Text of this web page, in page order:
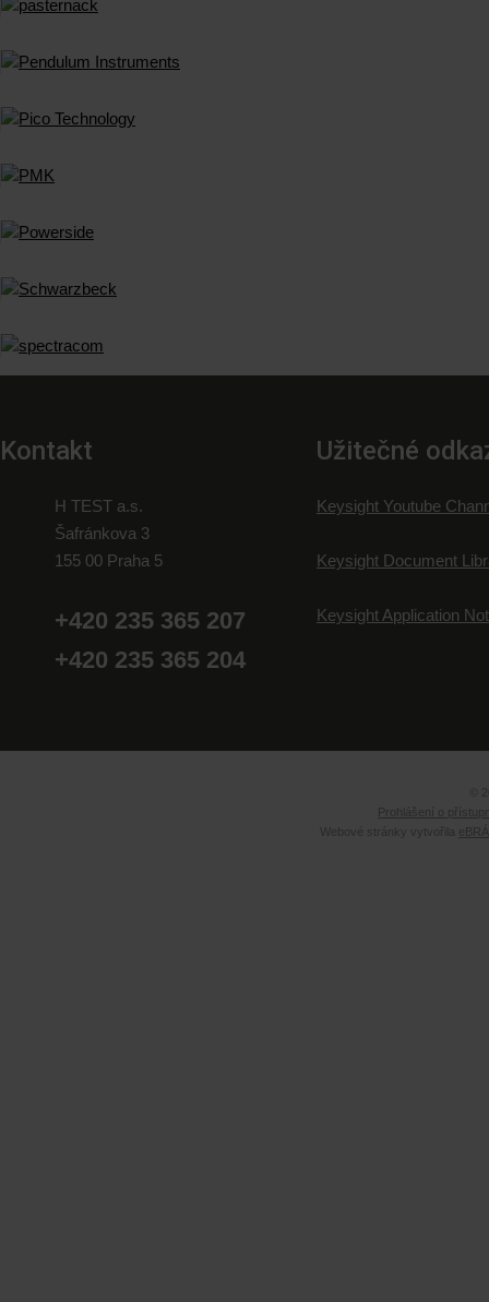
Kontakt
H TEST a.s.
Šafránkova 3
155 00 Praha 5
+420 235 365 207
+420 235 365 204
Užitečné
Keysight Youtube
Keysight Document
Keysight Application
Prohlášení o
Webové stránky vytvořila